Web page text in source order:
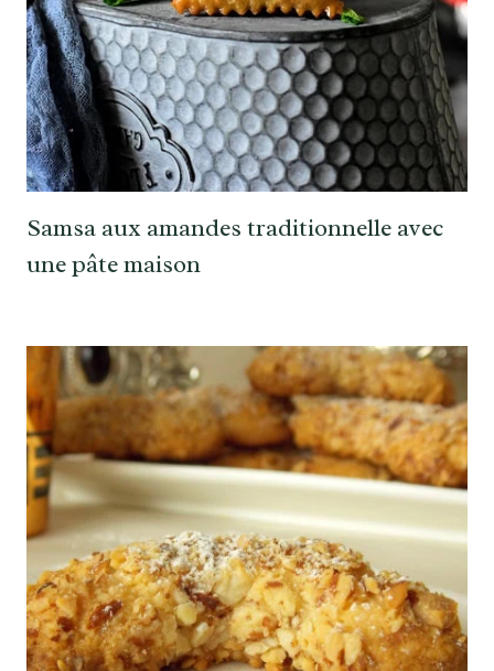
Samsa aux amandes traditionnelle avec
une pâte maison